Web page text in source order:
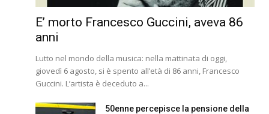
E’ morto Francesco Guccini, aveva 86
anni
Lutto nel mondo della musica: nella mattinata di oggi,
giovedì 6 agosto, si è spento all’età di 86 anni, Francesco
Guccini. L’artista è deceduto a...
50enne percepisce la pensione della